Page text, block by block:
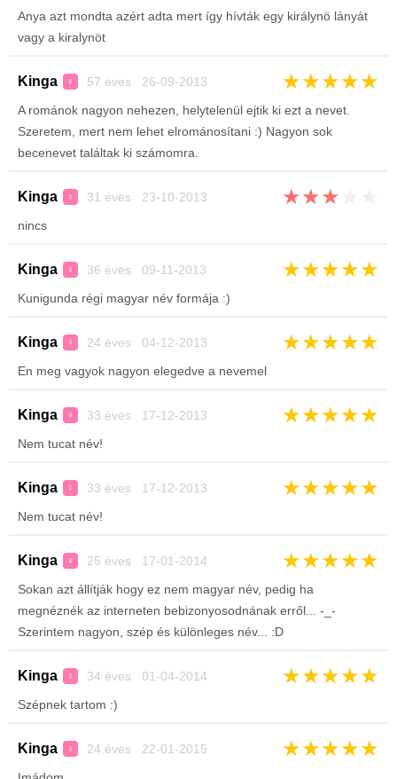
Anya azt mondta azért adta mert így hívták egy királynö lányát
vagy a kiralynöt
Kinga ♀ 57 éves 26-09-2013 ★★★★★
A románok nagyon nehezen, helytelenül ejtik ki ezt a nevet.
Szeretem, mert nem lehet elrománosítani :) Nagyon sok
becenevet találtak ki számomra.
Kinga ♀ 31 éves 23-10-2013 ★★★
nincs
Kinga ♀ 36 éves 09-11-2013 ★★★★★
Kunigunda régi magyar név formája :)
Kinga ♀ 24 éves 04-12-2013 ★★★★★
En meg vagyok nagyon elegedve a nevemel
Kinga ♀ 33 éves 17-12-2013 ★★★★★
Nem tucat név!
Kinga ♀ 33 éves 17-12-2013 ★★★★★
Nem tucat név!
Kinga ♀ 25 éves 17-01-2014 ★★★★★
Sokan azt állítják hogy ez nem magyar név, pedig ha
megnéznék az interneten bebizonyosodnának erről... -_-
Szerintem nagyon, szép és különleges név... :D
Kinga ♀ 34 éves 01-04-2014 ★★★★★
Szépnek tartom :)
Kinga ♀ 24 éves 22-01-2015 ★★★★★